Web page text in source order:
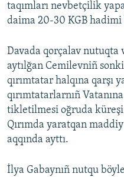
taqımları nevbetçilik
daima 20-30 KGB
Davada qorçalav
aytılğan Cemilevniñ
qırımtatar halqına qarşı
qırımtatarlarnıñ
tikletilmesi oğruda küreşi
Qırımda yaratqan
aqqında ayttı.
İlya Gabaynıñ nutqu